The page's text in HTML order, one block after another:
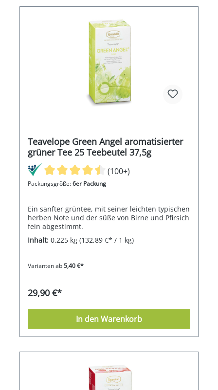
Teavelope Green Angel aromatisierter
grüner Tee 25 Teebeutel 37,5g
(100+)
Packungsgröße:6er Packung
Ein sanfter grüntee, mit seiner leichten typischen
herben Note und der süße von Birne und Pfirsich
fein abgestimmt.
Inhalt: 0.225 kg (132,89 €* / 1 kg)
Varianten ab5,40 €*
29,90 €*
In den Warenkorb